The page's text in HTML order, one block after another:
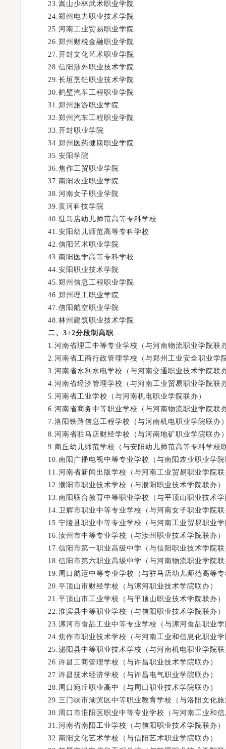
23.嵩山少林武术职业学院
24.郑州电力职业技术学院
25.河南工业贸易职业学院
26.郑州财税金融职业学院
27.开封文化艺术职业学院
28.信阳涉外职业技术学院
29.长垣烹饪职业技术学院
30.鹤壁汽车工程职业学院
31.郑州旅游职业学院
32.郑州汽车工程职业学院
33.开封职业学院
34.郑州医药健康职业学院
35.安阳学院
36.焦作工贸职业学院
37.南阳农业职业学院
38.河南女子职业学院
39.黄河科技学院
40.驻马店幼儿师范高等专科学校
41.安阳幼儿师范高等专科学校
42.信阳艺术职业学院
43.南阳医学高等专科学校
44.安阳职业技术学院
45.郑州信息工程职业学院
46.郑州理工职业学院
47.信阳航空职业学院
48.林州建筑职业技术学院
二、3+2分段制高职
1.河南省理工中等专业学校（与河南物流职业学院联
2.河南省工商行政管理学校（与郑州工业安全职业学
3.河南省水利水电学校（与河南交通职业技术学院联
4.河南省经济管理学校（与河南工业贸易职业学院联
5.河南省工业学校（与河南机电职业学院联办）
6.河南省商务中等职业学校（与河南物流职业学院联
7.洛阳铁路信息工程学校（与河南机电职业学院联办
8.河南省驻马店财经学校（与河南地矿职业学院联办
9.商丘幼儿师范学校（与安阳幼儿师范高等专科学校
10.南阳广播电视中等专业学校（与南阳农业职业学院
11.河南省新闻出版学校（与河南工业贸易职业学院联
12.濮阳市职业技术学校（与濮阳职业技术学院联办）
13.南阳联合教育中等职业学校（与平顶山职业技术学
14.卫辉市职业中等专业学校（与河南女子职业学院联
15.宁陵县职业中等专业学校（与河南工业贸易职业学
16.汝州市中等专业学校（与汝州职业技术学院联办）
17.信阳市第一职业高级中学（与信阳职业技术学院联
18.信阳市第六职业高级中学（与河南物流职业学院联
19.周口航运中等专业学校（与驻马店幼儿师范高等专
20.平顶山市财经学校（与漯河职业技术学院联办）
21.平顶山市工业学校（与平顶山职业技术学院联办）
22.淮滨县中等职业学校（与信阳职业技术学院联办）
23.漯河市食品工业中等专业学校（与漯河食品职业学
24.焦作市职业技术学校（与河南工业和信息化职业学
25.泌阳县中等职业技术学校（与河南机电职业学院联
26.许昌工商管理学校（与许昌职业技术学院联办）
27.许昌技术经济学校（与许昌电气职业学院联办）
28.周口宛丘职业高中（与周口职业技术学院联办）
29.三门峡市湖滨区中等职业教育学校（与洛阳文化旅
30.周口市淮阳区职业中等专业学校（与河南工业和信
31.河南省南阳工业学校（与信阳职业技术学院联办）
32.南阳文化艺术学校（与信阳艺术职业学院联办）